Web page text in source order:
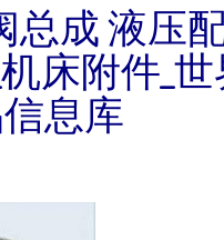
总成 液压
床附件_
息库